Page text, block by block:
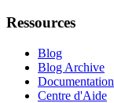
Ressources
Blog
Blog Archive
Documentation
Centre d'Aide